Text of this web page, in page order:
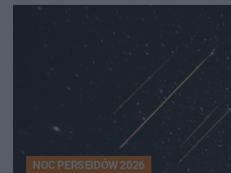
NOC PERSEIDÓW 2026